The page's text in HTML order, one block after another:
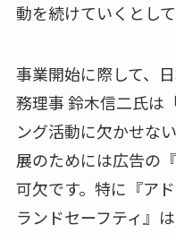
動を続けていくとして
事業開始に際して、
務理事 鈴木信二氏は
ング活動に欠かせな
展のためには広告の
可欠です。特に『ア
ランドセーフティ』